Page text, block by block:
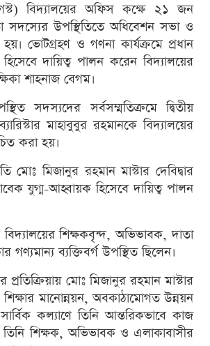
বিদ্যালয়ের অফিস কক্ষে ২১ জন
সদস্যের উপস্থিতিতে অধিবেশন সভা ও
ভোটগ্রহণ ও গণনা কার্যক্রমে প্রধান
হিসেবে দায়িত্ব পালন করেন বিদ্যালয়ের
শাহনাজ বেগম।
সদস্যদের সর্বসম্মতিক্রমে দ্বিতীয়
মাহাবুবুর রহমানকে বিদ্যালয়ের
করা হয়।
মোঃ মিজানুর রহমান মাস্টার দেবিদ্বার
যুগ্ম-আহ্বায়ক হিসেবে দায়িত্ব পালন
বিদ্যালয়ের শিক্ষকবৃন্দ, অভিভাবক, দাতা
ব্যক্তিবর্গ উপস্থিত ছিলেন।
প্রতিক্রিয়ায় মোঃ মিজানুর রহমান মাস্টার
মানোন্নয়ন, অবকাঠামোগত উন্নয়ন
সার্বিক কল্যাণে তিনি আন্তরিকভাবে কাজ
শিক্ষক, অভিভাবক ও এলাকাবাসীর